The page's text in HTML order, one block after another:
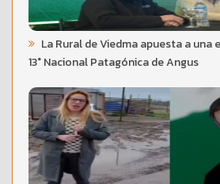
La Rural de Viedma apuesta a una
13° Nacional Patagónica de Angus